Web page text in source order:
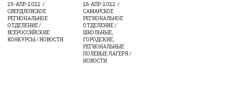
29-АПР-2022
СВЕРДЛОВСКОЕ
РЕГИОНАЛЬНОЕ
ОТДЕЛЕНИЕ /
ВСЕРОССИЙСКИЕ
КОНКУРСЫ / НОВОСТИ
28-АПР-2022
САМАРСКОЕ
РЕГИОНАЛЬНОЕ
ОТДЕЛЕНИЕ /
ШКОЛЬНЫЕ,
ГОРОДСКИЕ,
РЕГИОНАЛЬНЫЕ
ПОЛЕВЫЕ ЛАГЕРЯ /
НОВОСТИ